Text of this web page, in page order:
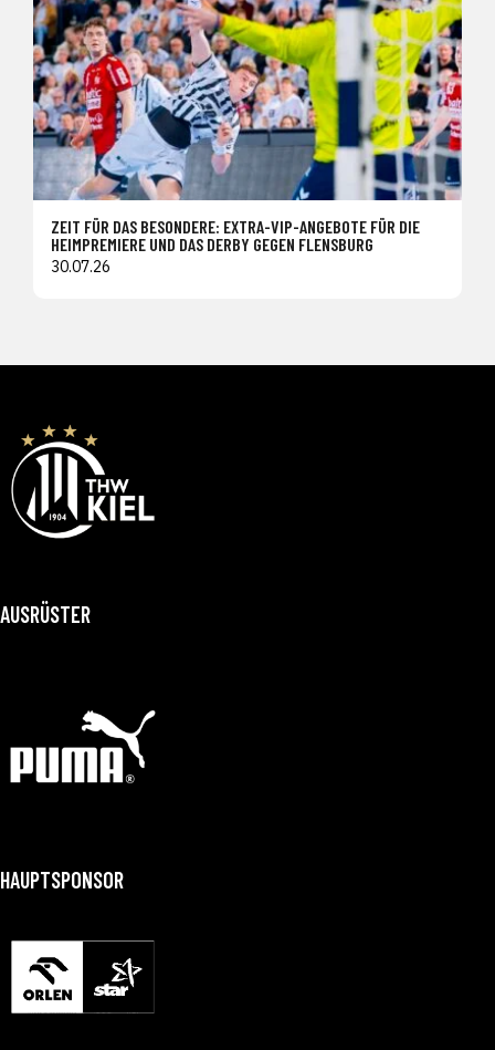
ZEIT FÜR DAS BESONDERE: EXTRA-VIP-ANGEBOTE FÜR DIE
HEIMPREMIERE UND DAS DERBY GEGEN FLENSBURG
30.07.26
AUSRÜSTER
HAUPTSPONSOR